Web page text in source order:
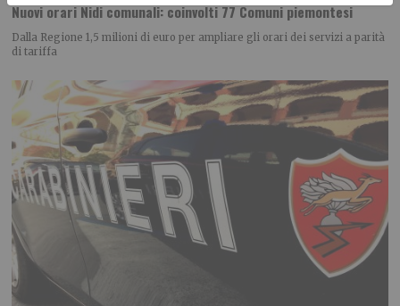
Nuovi orari Nidi comunali: coinvolti 77 Comuni piemontesi
Dalla Regione 1,5 milioni di euro per ampliare gli orari dei servizi a parità
di tariffa